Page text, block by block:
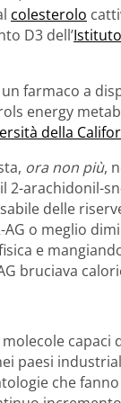
colesterolo
D3 dell’
farmaco a
energy
della
ora non più,
arachidonil-
delle
o meglio
e
bruciava
capaci
paesi
che